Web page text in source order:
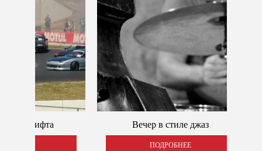
дрифта Вечер в стиле джаз
ПОДРОБНЕЕ